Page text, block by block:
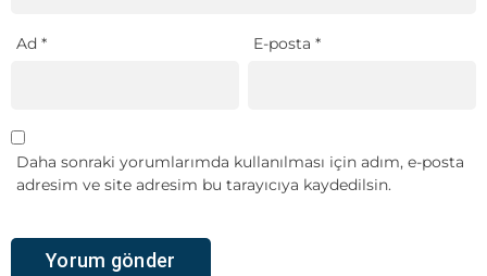
Ad * E-posta*
Daha sonraki yorumlarımda kullanılması için adım, e-posta
adresim ve site adresim bu tarayıcıya kaydedilsin.